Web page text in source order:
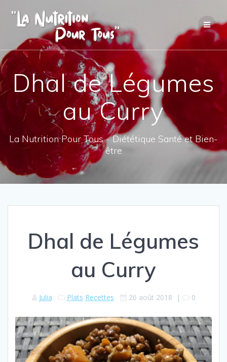
content
Dhal de Légumes
au Curry
La Nutrition Pour Tous - Diététique Santé et Bien-
être
Dhal de Légumes
au Curry
Julia Plats Recettes 26 août 2018 | 0